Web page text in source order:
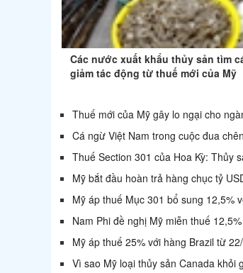
Các nước xuất khẩu thủy sản tìm
giảm tác động từ thuế mới của Mỹ
Thuế mới của Mỹ gây lo ngại cho
Cá ngừ Việt Nam trong cuộc đua
Thuế Section 301 của Hoa Kỳ: Thủy
Mỹ bắt đầu hoàn trả hàng chục tỷ
Mỹ áp thuế Mục 301 bổ sung 12,5%
Nam Phi đề nghị Mỹ miễn thuế
Mỹ áp thuế 25% với hàng Brazil từ
Vì sao Mỹ loại thủy sản Canada khỏi